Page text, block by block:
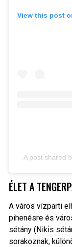
View this post
A post shared
ÉLET A
A város vízparti
pihenésre és
sétány (Nikis
sorakoznak,